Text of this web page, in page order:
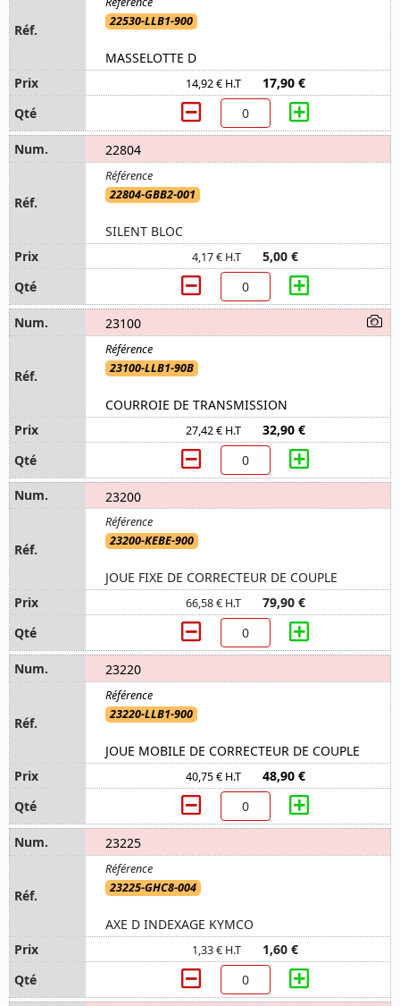
22530-LLB1-900
MASSELOTTE D
14,92 € H.T 17,90 €
22804
22804-GBB2-001
SILENT BLOC
4,17 € H.T 5,00 €
23100
23100-LLB1-90B
COURROIE DE TRANSMISSION
27,42 € H.T 32,90 €
23200
23200-KEBE-900
JOUE FIXE DE CORRECTEUR DE COUPLE
66,58 € H.T 79,90 €
23220
23220-LLB1-900
JOUE MOBILE DE CORRECTEUR DE COUPLE
40,75 € H.T 48,90 €
23225
23225-GHC8-004
AXE D INDEXAGE KYMCO
1,33 € H.T 1,60 €